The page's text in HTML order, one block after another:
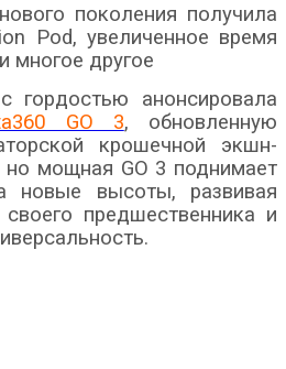
поколения получила
Pod, увеличенное время
многое другое
гордостью анонсировала
GO 3, обновленную
крошечной экшн-
мощная GO 3 поднимает
новые высоты, развивая
своего предшественника и